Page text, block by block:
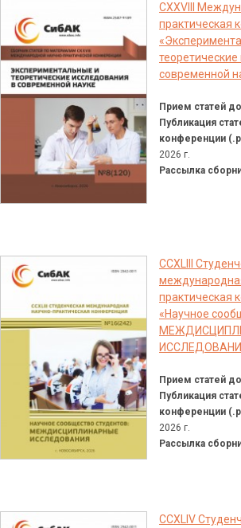
CXXVIII
практическая
современной
Прием статей
Публикация
конференции
2026 г.
Рассылка
CCXLIII
практическая
«Научное
Прием статей
Публикация
конференции
2026 г.
Рассылка
CCXLIV